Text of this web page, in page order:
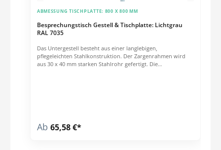
Besprechungstisch Gestell & Tischplatte: Lichtgrau
RAL 7035
ABMESSUNG TISCHPLATTE: 800 X 800 MM
Das Untergestell besteht aus einer langlebigen,
pflegeleichten Stahlkonstruktion. Der Zargenrahmen wird
aus 30 x 40 mm starken Stahlrohr gefertigt. Die
Ab 65,58 €*